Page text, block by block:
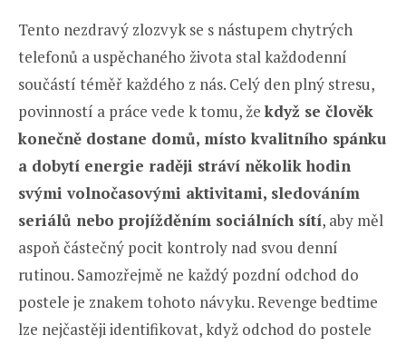
Tento nezdravý zlozvyk se s nástupem chytrých
telefonů a uspěchaného života stal každodenní
součástí téměř každého z nás. Celý den plný stresu,
povinností a práce vede k tomu, že když se člověk
konečně dostane domů, místo kvalitního spánku
a dobytí energie raději stráví několik hodin
svými volnočasovými aktivitami, sledováním
seriálů nebo projížděním sociálních sítí, aby měl
aspoň částečný pocit kontroly nad svou denní
rutinou. Samozřejmě ne každý pozdní odchod do
postele je znakem tohoto návyku. Revenge bedtime
lze nejčastěji identifikovat, když odchod do postele